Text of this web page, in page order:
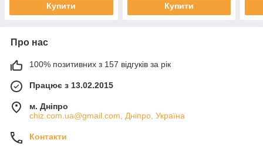
Купити Купити
Про нас
100% позитивних з 157 відгуків за рік
Працює з 13.02.2015
м. Дніпро
chiz.com.ua@gmail.com, Дніпро, Україна
Контакти